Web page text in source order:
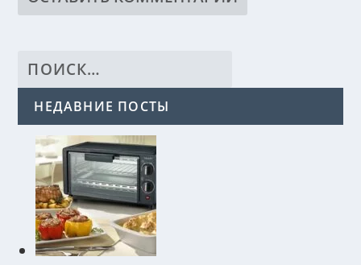
НЕДАВНИЕ ПОСТЫ